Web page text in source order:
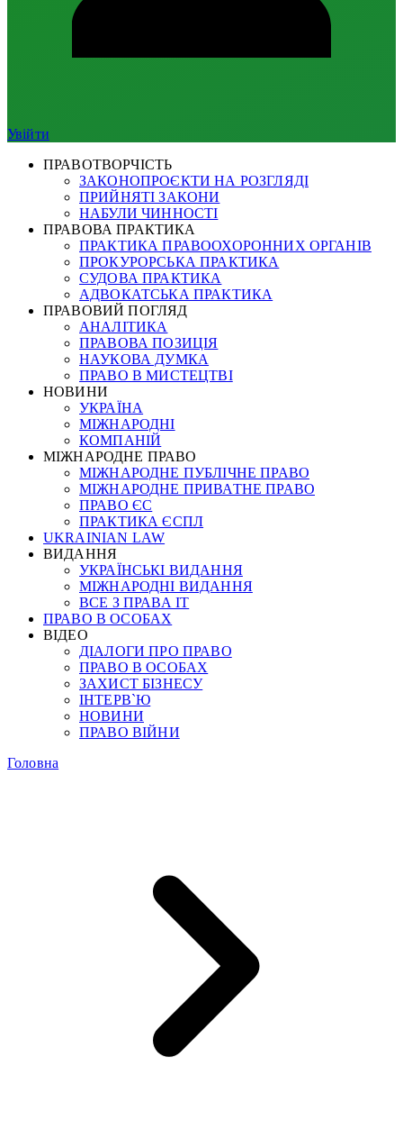
Увійти
ПРАВОТВОРЧІСТЬ
ЗАКОНОПРОЄКТИ НА РОЗГЛЯДІ
ПРИЙНЯТІ ЗАКОНИ
НАБУЛИ ЧИННОСТІ
ПРАВОВА ПРАКТИКА
ПРАКТИКА ПРАВООХОРОННИХ ОРГАНІВ
ПРОКУРОРСЬКА ПРАКТИКА
СУДОВА ПРАКТИКА
АДВОКАТСЬКА ПРАКТИКА
ПРАВОВИЙ ПОГЛЯД
АНАЛІТИКА
ПРАВОВА ПОЗИЦІЯ
НАУКОВА ДУМКА
ПРАВО В МИСТЕЦТВІ
НОВИНИ
УКРАЇНА
МІЖНАРОДНІ
КОМПАНІЙ
МІЖНАРОДНЕ ПРАВО
МІЖНАРОДНЕ ПУБЛІЧНЕ ПРАВО
МІЖНАРОДНЕ ПРИВАТНЕ ПРАВО
ПРАВО ЄС
ПРАКТИКА ЄСПЛ
UKRAINIAN LAW
ВИДАННЯ
УКРАЇНСЬКІ ВИДАННЯ
МІЖНАРОДНІ ВИДАННЯ
ВСЕ З ПРАВА ІТ
ПРАВО В ОСОБАХ
ВІДЕО
ДІАЛОГИ ПРО ПРАВО
ПРАВО В ОСОБАХ
ЗАХИСТ БІЗНЕСУ
ІНТЕРВ`Ю
НОВИНИ
ПРАВО ВІЙНИ
Головна